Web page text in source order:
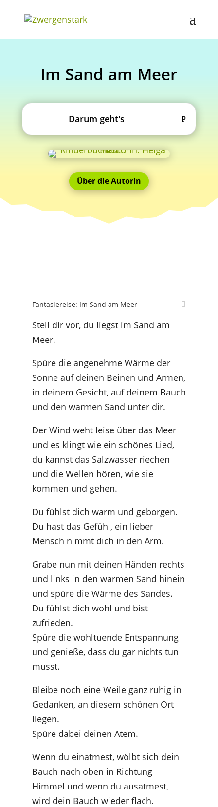
Im Sand am Meer
Darum geht's
Über die Autorin
Fantasiereise: Im Sand am Meer
Stell dir vor, du liegst im Sand am
Meer.
Spüre die angenehme Wärme der
Sonne auf deinen Beinen und Armen,
in deinem Gesicht, auf deinem Bauch
und den warmen Sand unter dir.
Der Wind weht leise über das Meer
und es klingt wie ein schönes Lied,
du kannst das Salzwasser riechen
und die Wellen hören, wie sie
kommen und gehen.
Du fühlst dich warm und geborgen.
Du hast das Gefühl, ein lieber
Mensch nimmt dich in den Arm.
Grabe nun mit deinen Händen rechts
und links in den warmen Sand hinein
und spüre die Wärme des Sandes.
Du fühlst dich wohl und bist
zufrieden.
Spüre die wohltuende Entspannung
und genieße, dass du gar nichts tun
musst.
Bleibe noch eine Weile ganz ruhig in
Gedanken, an diesem schönen Ort
liegen.
Spüre dabei deinen Atem.
Wenn du einatmest, wölbt sich dein
Bauch nach oben in Richtung
Himmel und wenn du ausatmest,
wird dein Bauch wieder flach.